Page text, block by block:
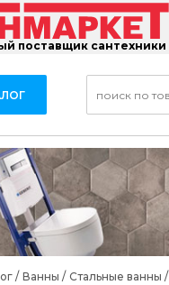
поставщик сантехники
/ Ванны / Стальные ванны /